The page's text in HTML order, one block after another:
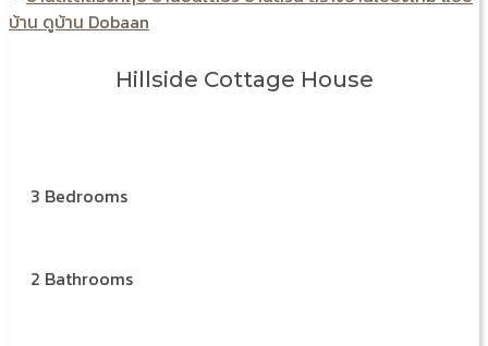
Hillside Cottage House
3 Bedrooms
2 Bathrooms